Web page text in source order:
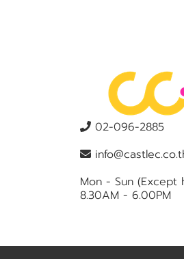
02-096-2885
Mon - Sun (Except
8.30AM - 6.00PM